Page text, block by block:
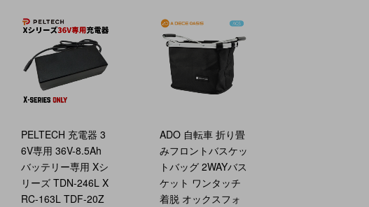
PELTECH 充電器 3
6V専用 36V-8.5Ah
バッテリー専用 Xシ
リーズ TDN-246L X
RC-163L TDF-20Z
ADO 自転車 折り畳
みフロントバスケッ
トバッグ 2WAYバス
ケット ワンタッチ
着脱 オックスフォ